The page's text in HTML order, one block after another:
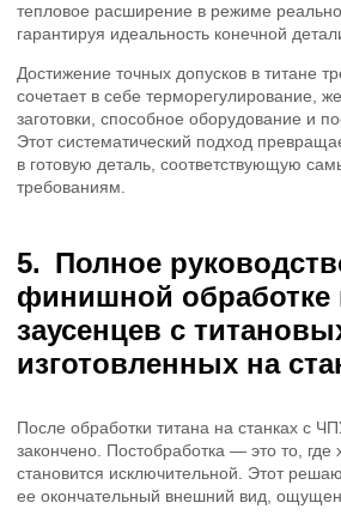
тепловое расширение в режиме
гарантируя идеальность конечной
Достижение точных допусков в титане
сочетает в себе терморегулирование,
заготовки, способное оборудование и
Этот систематический подход
в готовую деталь, соответствующую
требованиям.
Полное
финишной обработке
заусенцев с
изготовленных на
После обработки титана на станках с
закончено. Постобработка — это то, где
становится исключительной. Этот
ее окончательный внешний вид,